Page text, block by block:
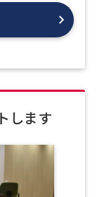
します